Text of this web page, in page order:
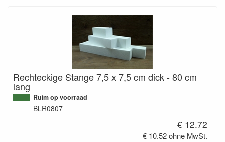
Rechteckige Stange 7,5 x 7,5 cm dick - 80 cm
lang
Ruim op voorraad
BLR0807
€ 12.72
€ 10.52 ohne MwSt.